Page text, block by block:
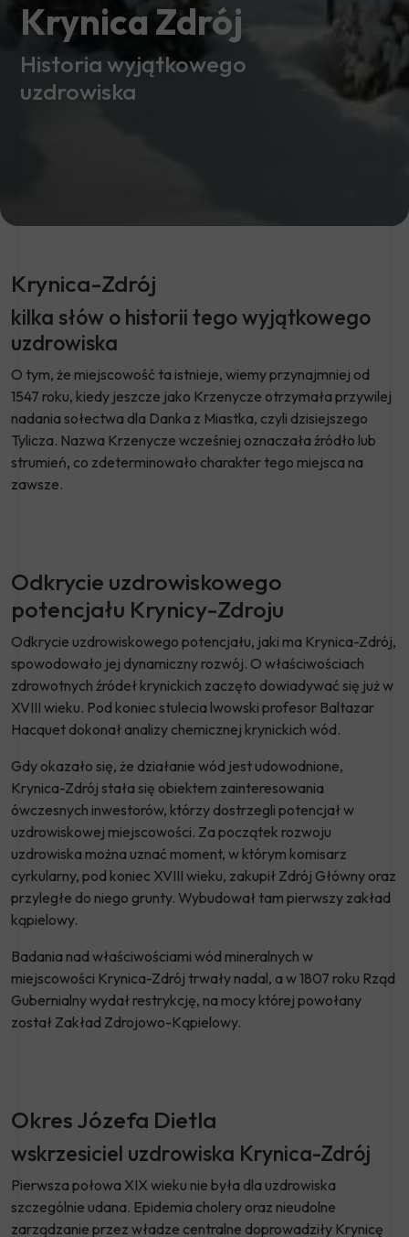
Krynica Zdrój
Historia wyjątkowego
uzdrowiska
Krynica-Zdrój
kilka słów o historii tego wyjątkowego
uzdrowiska
O tym, że miejscowość ta istnieje, wiemy przynajmniej od
1547 roku, kiedy jeszcze jako Krzenycze otrzymała przywilej
nadania sołectwa dla Danka z Miastka, czyli dzisiejszego
Tylicza. Nazwa Krzenycze wcześniej oznaczała źródło lub
strumień, co zdeterminowało charakter tego miejsca na
zawsze.
Odkrycie uzdrowiskowego
potencjału Krynicy-Zdroju
Odkrycie uzdrowiskowego potencjału, jaki ma Krynica-Zdrój,
spowodowało jej dynamiczny rozwój. O właściwościach
zdrowotnych źródeł krynickich zaczęto dowiadywać się już w
XVIII wieku. Pod koniec stulecia lwowski profesor Baltazar
Hacquet dokonał analizy chemicznej krynickich wód.
Gdy okazało się, że działanie wód jest udowodnione,
Krynica-Zdrój stała się obiektem zainteresowania
ówczesnych inwestorów, którzy dostrzegli potencjał w
uzdrowiskowej miejscowości. Za początek rozwoju
uzdrowiska można uznać moment, w którym komisarz
cyrkularny, pod koniec XVIII wieku, zakupił Zdrój Główny oraz
przyległe do niego grunty. Wybudował tam pierwszy zakład
kąpielowy.
Badania nad właściwościami wód mineralnych w
miejscowości Krynica-Zdrój trwały nadal, a w 1807 roku Rząd
Gubernialny wydał restrykcję, na mocy której powołany
został Zakład Zdrojowo-Kąpielowy.
Okres Józefa Dietla
wskrzesiciel uzdrowiska Krynica-Zdrój
Pierwsza połowa XIX wieku nie była dla uzdrowiska
szczególnie udana. Epidemia cholery oraz nieudolne
zarządzanie przez władze centralne doprowadziły Krynicę